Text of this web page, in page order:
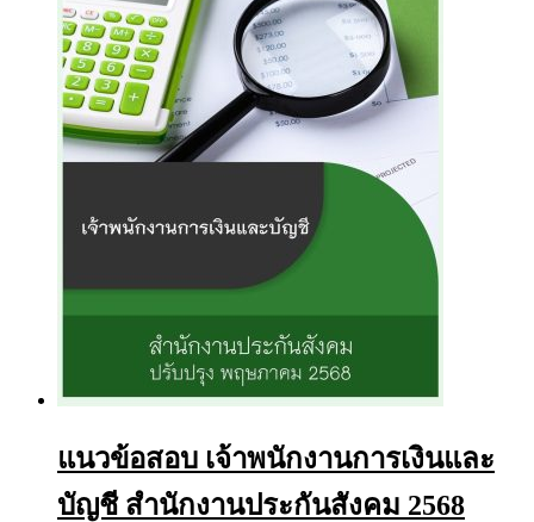
may
be
chosen
on
the
แนวข้อสอบ เจ้าพนักงานการเงินและ
บัญชี สำนักงานประกันสังคม 2568